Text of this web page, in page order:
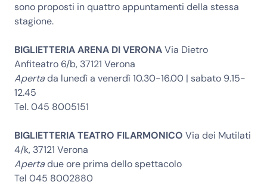
sono proposti in quattro appuntamenti della stessa
stagione.
BIGLIETTERIA ARENA DI VERONAVia Dietro
Anfiteatro 6/b, 37121 Verona
Apertada lunedì a venerdì 10.30-16.00 | sabato 9.15-
12.45
Tel. 045 8005151
BIGLIETTERIA TEATRO FILARMONICO Via dei Mutilati
4/k, 37121 Verona
Apertadue ore prima dello spettacolo
Tel 045 8002880